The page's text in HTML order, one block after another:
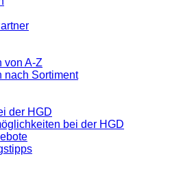
von A-Z
nach Sortiment
der HGD
bei der HGD